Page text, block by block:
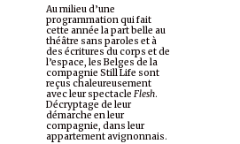
Au milieu d’une
programmation qui fait
cette année la part belle au
théâtre sans paroles et à
des écritures du corps et de
l’espace, les Belges de la
compagnie Still Life sont
reçus chaleureusement
avec leur spectacle Flesh.
Décryptage de leur
démarche en leur
compagnie, dans leur
appartement avignonnais.